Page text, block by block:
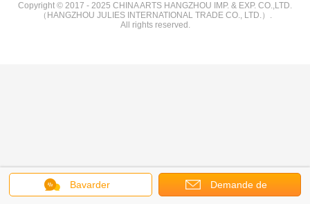
Bavarder Demande de
Copyright © 2017 - 2025 CHINA ARTS HANGZHOU IMP. & EXP. CO.,LTD.
（HANGZHOU JULIES INTERNATIONAL TRADE CO., LTD.）.
All rights reserved.